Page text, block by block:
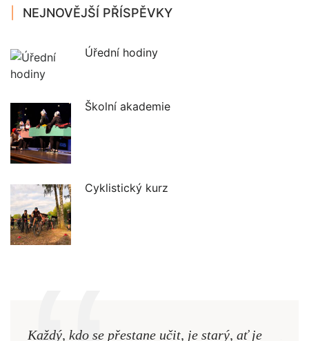
NEJNOVĚJŠÍ PŘÍSPĚVKY
Úřední hodiny
Školní akademie
Cyklistický kurz
Každý, kdo se přestane učit, je starý, ať je